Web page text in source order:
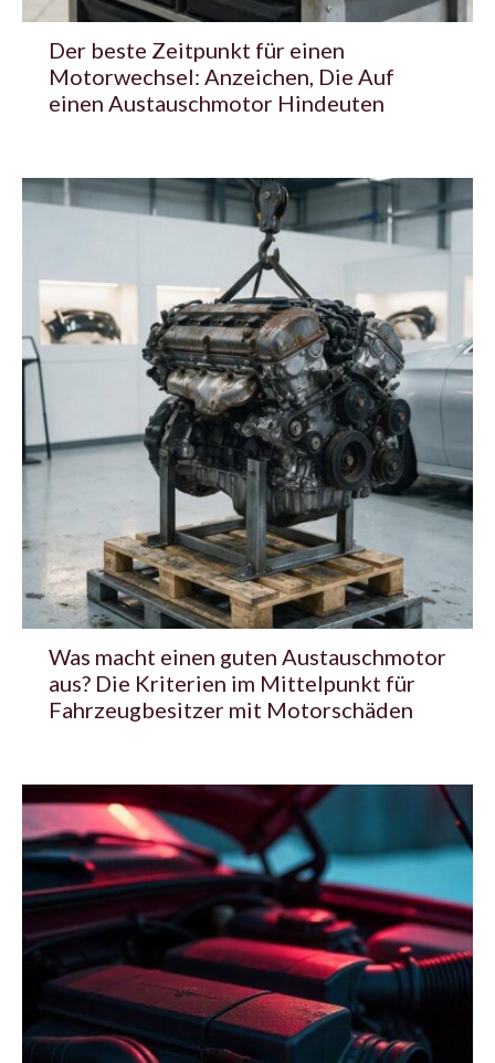
Der beste Zeitpunkt für einen
Motorwechsel: Anzeichen, Die Auf
einen Austauschmotor Hindeuten
Was macht einen guten Austauschmotor
aus? Die Kriterien im Mittelpunkt für
Fahrzeugbesitzer mit Motorschäden